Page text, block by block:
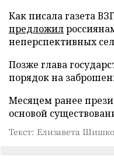
Как писала газета
предложил
неперспективных
Позже глава
порядок на
Месяцем ранее
основой
Текст: Елизавета